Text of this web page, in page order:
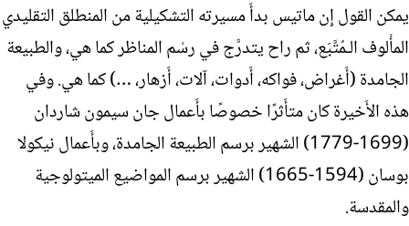
يمكن القول إِن ماتيس بدأَ مسيرته التشكيلية من المنطلق التقليدي
المأْلوف الـمُتَّبَع، ثم راح يتدرَّج في رسْم المناظر كما هي، والطبيعة
الجامدة (أَغراض، فواكه، أَدوات، آلات، أَزهار، …) كما هي. وفي
هذه الأَخيرة كان متأَثرًا خصوصًا بأَعمال جان سيمون شاردان
(1699-1779) الشهير برسم الطبيعة الجامدة، وبأَعمال نيكولا
بوسان (1594-1665) الشهير برسم المواضيع الميتولوجية
والمقدسة.